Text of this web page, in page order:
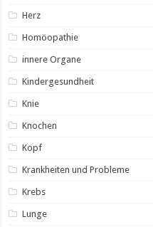
Herz
Homöopathie
innere Organe
Kindergesundheit
Knie
Knochen
Kopf
Krankheiten und Probleme
Krebs
Lunge